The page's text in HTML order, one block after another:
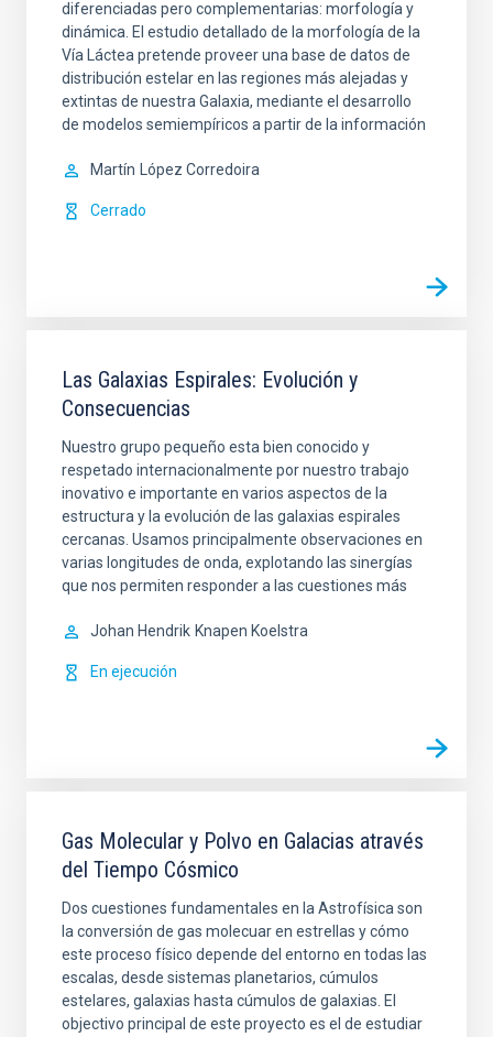
diferenciadas pero complementarias: morfología y
dinámica. El estudio detallado de la morfología de la
Vía Láctea pretende proveer una base de datos de
distribución estelar en las regiones más alejadas y
extintas de nuestra Galaxia, mediante el desarrollo
de modelos semiempíricos a partir de la información
Martín López Corredoira
Cerrado
Las Galaxias Espirales: Evolución y
Consecuencias
Nuestro grupo pequeño esta bien conocido y
respetado internacionalmente por nuestro trabajo
inovativo e importante en varios aspectos de la
estructura y la evolución de las galaxias espirales
cercanas. Usamos principalmente observaciones en
varias longitudes de onda, explotando las sinergías
que nos permiten responder a las cuestiones más
Johan Hendrik Knapen Koelstra
En ejecución
Gas Molecular y Polvo en Galacias através
del Tiempo Cósmico
Dos cuestiones fundamentales en la Astrofísica son
la conversión de gas molecuar en estrellas y cómo
este proceso físico depende del entorno en todas las
escalas, desde sistemas planetarios, cúmulos
estelares, galaxias hasta cúmulos de galaxias. El
objectivo principal de este proyecto es el de estudiar